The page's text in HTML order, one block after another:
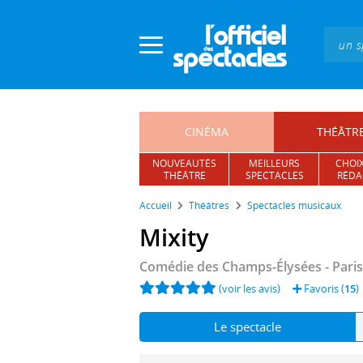
CINÉMA
NOUVEAUTÉS
THÉÂTRE
MEILLEURS
SPECTACLES
Accueil Théâtres Spectacles musicaux
Mixity
Comédie des Champs-Élysées -
(voir les avis) Favoris (15)
Le spectacle